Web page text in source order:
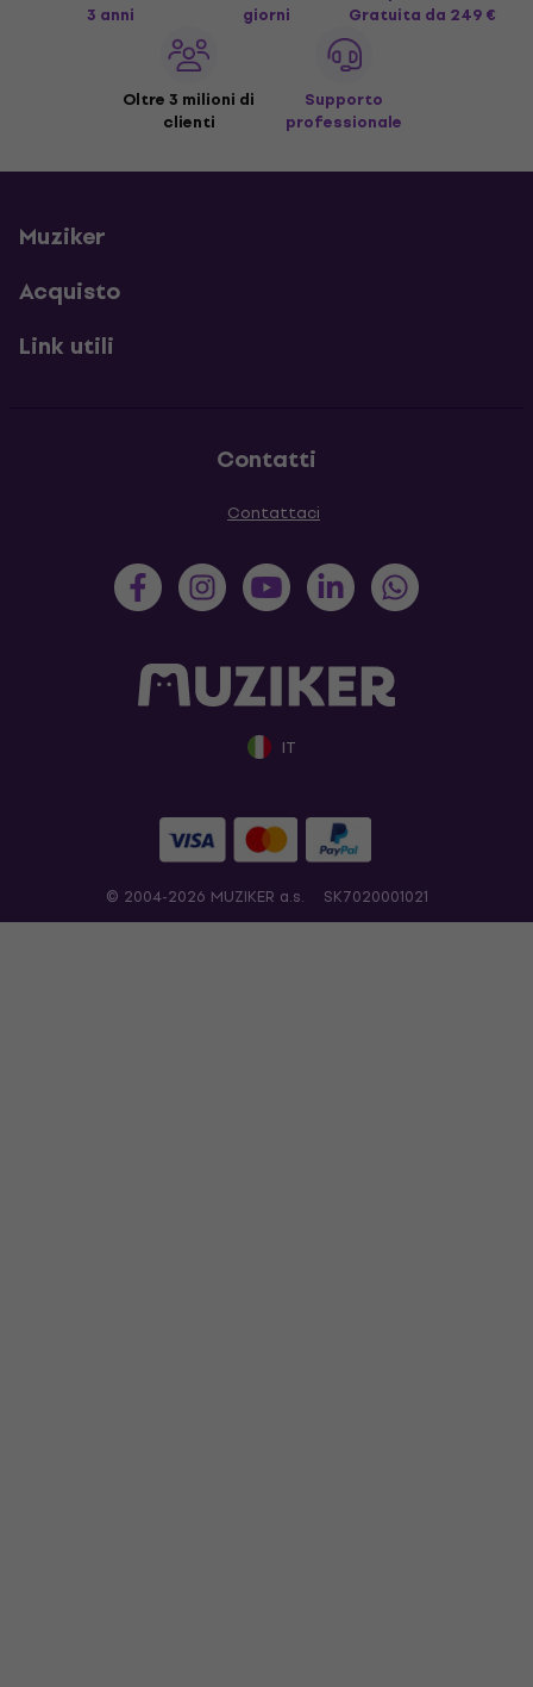
3 anni
giorni
Gratuita da 249 €
Oltre 3 milioni di
clienti
Supporto
professionale
Muziker
Acquisto
Link utili
Contatti
Contattaci
IT
© 2004-2026 MUZIKER a.s. SK7020001021